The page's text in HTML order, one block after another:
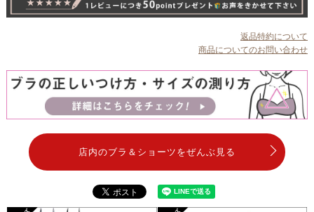
返品特約について
商品についてのお問い合わせ
店内のブラ＆ショーツをぜんぶ見る